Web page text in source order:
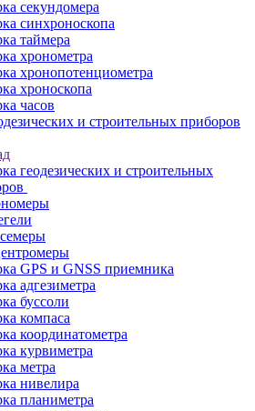
секундомера
синхроноскопа
таймера
хронометра
хронопотенциометра
хроноскопа
часов
и строительных приборов
геодезических и строительных
GPS и GNSS приемника
адгезиметра
буссоли
компаса
координатометра
курвиметра
метра
нивелира
планиметра